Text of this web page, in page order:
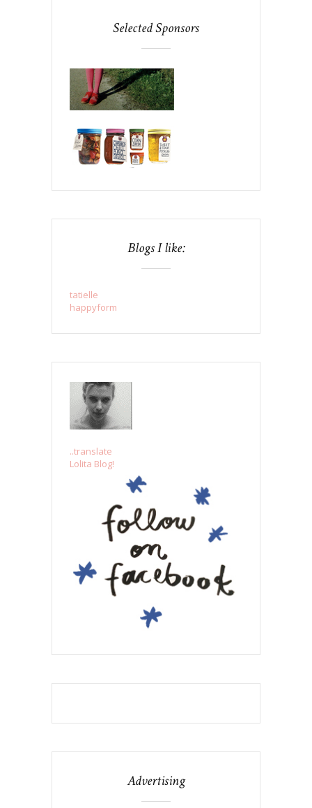
Selected Sponsors
Blogs I like:
tatielle
happyform
..translate
Lolita Blog!
Advertising